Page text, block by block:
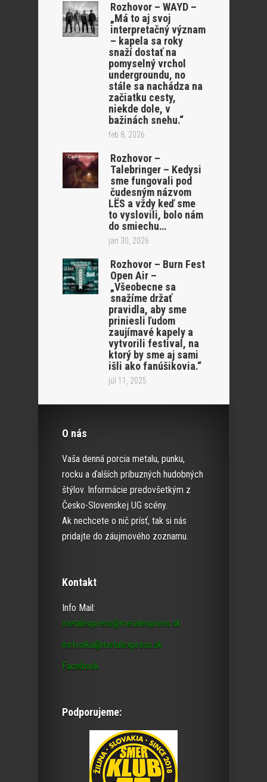
Rozhovor – WAYD –
„Má to aj svoj
interpretačný význam
– kapela sa roky
snaží dostať na
pomyselný vrchol
undergroundu, no
stále sa nachádza na
začiatku cesty,
niekde dole, v
bažinách snehu.“
feb 8, 2026
Rozhovor –
Talebringer – Kedysi
sme fungovali pod
čudesným názvom
LËS a vždy keď sme
to vyslovili, bolo nám
do smiechu…
jan 30, 2026
Rozhovor – Burn Fest
Open Air –
„Všeobecne sa
snažíme držať
pravidla, aby sme
priniesli ľudom
zaujímavé kapely a
vytvorili festival, na
ktorý by sme aj sami
išli ako fanúšikovia.“
júl 11, 2025
O nás
Vaša denná porcia metalu, punku,
rocku a ďalších príbuzných hudobných
štýlov. Informácie predovšetkým z
Česko-Slovenskej UG scény.
Ak nechcete o nič prísť, tak si nás
pridajte do záujmového zoznamu.
Kontakt
Info Mail:
metalexpress@metalexpress.sk
mrtvolka@metalexpress.sk
Facebook
Podporujeme: